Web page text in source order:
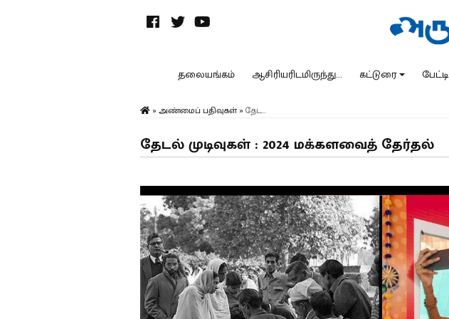
தலையங்கம் ஆசிரியரிடமிருந்து... கட்டுரை பேட்டி
» அண்மைப் பதிவுகள்» தேட...
தேடல் முடிவுகள் : 2024 மக்களவைத் தேர்தல்